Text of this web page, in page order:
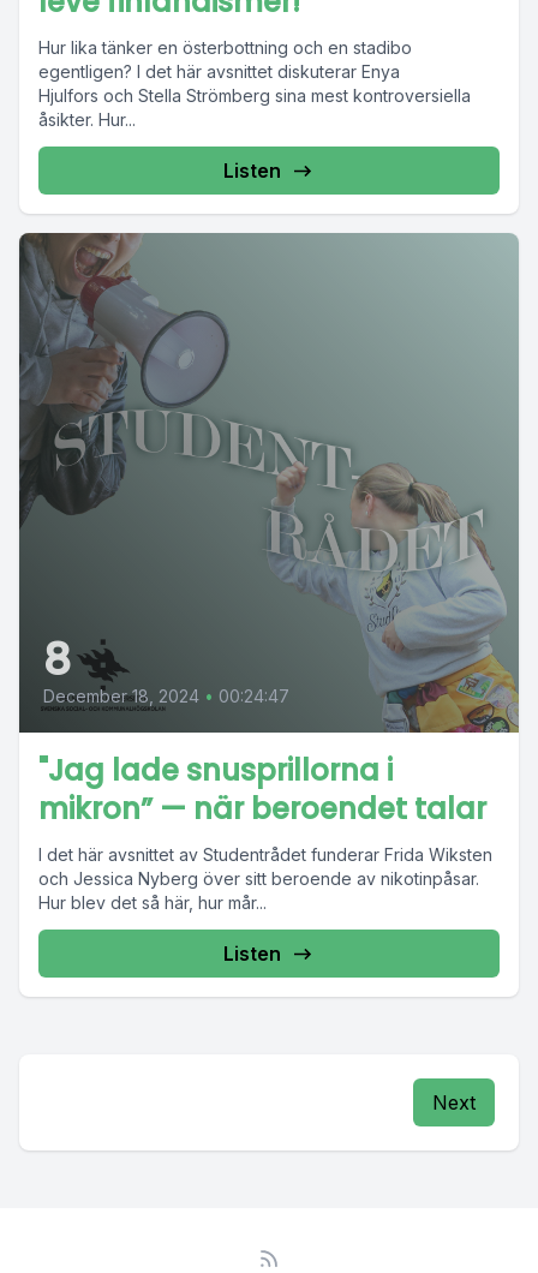
Hur lika tänker en österbottning och en stadibo
egentligen? I det här avsnittet diskuterar Enya
Hjulfors och Stella Strömberg sina mest kontroversiella
åsikter. Hur...
Listen
8
December 18, 2024 • 00:24:47
"Jag lade snusprillorna i
mikron” — när beroendet talar
I det här avsnittet av Studentrådet funderar Frida Wiksten
och Jessica Nyberg över sitt beroende av nikotinpåsar.
Hur blev det så här, hur mår...
Listen
Next